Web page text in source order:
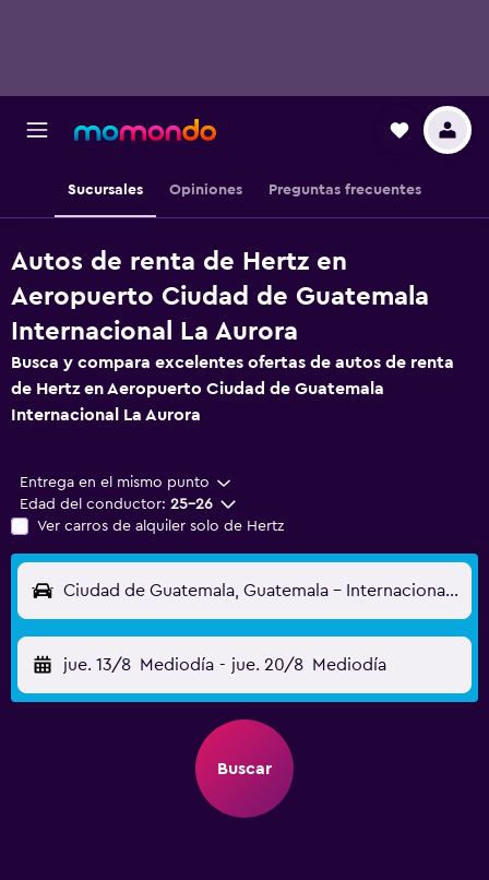
Sucursales Opiniones Preguntas frecuentes
Autos de renta de Hertz en
Aeropuerto Ciudad de Guatemala
Internacional La Aurora
Busca y compara excelentes ofertas de autos de renta
de Hertz en Aeropuerto Ciudad de Guatemala
Internacional La Aurora
Entrega en el mismo punto
Edad del conductor: 25-26
Ver carros de alquiler solo de Hertz
Ciudad de Guatemala, Guatemala - Internacional La Aurora (GUA)
jue. 13/8 Mediodía - jue. 20/8 Mediodía
Buscar